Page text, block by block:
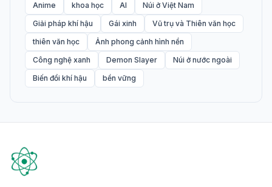
Anime
khoa học AI
Núi ở Việt Nam
Giải pháp khí hậu
Gái xinh
Vũ trụ và Thiên văn học
thiên văn học
Ảnh phong cảnh hình nền
Công nghệ xanh
Demon Slayer
Núi ở nước ngoài
Biến đổi khí hậu
bền vững